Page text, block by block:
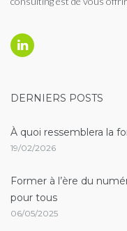
DERNIERS POSTS
À quoi ressemblera la
19/02/2026
Former à l’ère du
pour tous
06/05/2025